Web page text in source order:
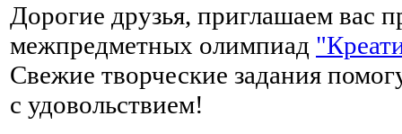
Дорогие друзья, приглашаем вас
межпредметных олимпиад
Свежие творческие задания
с удовольствием!